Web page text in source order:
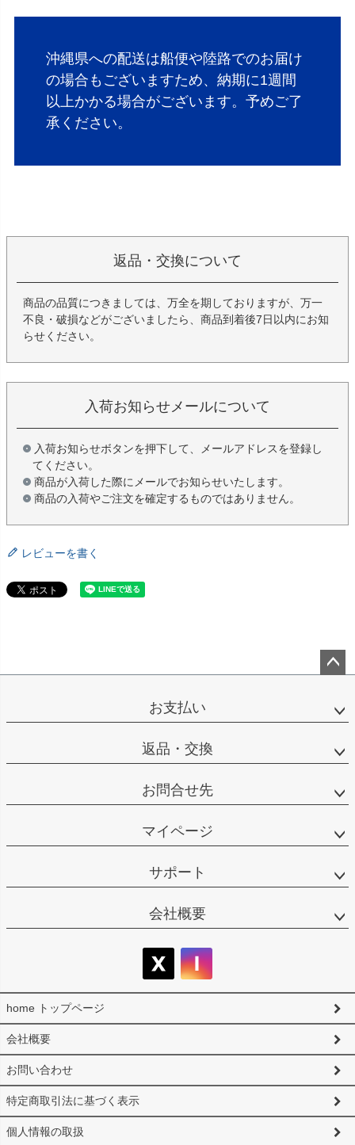
沖縄県への配送は船便や陸路でのお届け
の場合もございますため、納期に1週間
以上かかる場合がございます。予めご了
承ください。
返品・交換について
商品の品質につきましては、万全を期しておりますが、万一
不良・破損などがございましたら、商品到着後7日以内にお知
らせください。
入荷お知らせメールについて
入荷お知らせボタンを押下して、メールアドレスを登録し
てください。
商品が入荷した際にメールでお知らせいたします。
商品の入荷やご注文を確定するものではありません。
レビューを書く
ップ
お支払い
返品・交換
お問合せ先
マイページ
サポート
会社概要
home トップページ
会社概要
お問い合わせ
特定商取引法に基づく表示
個人情報の取扱